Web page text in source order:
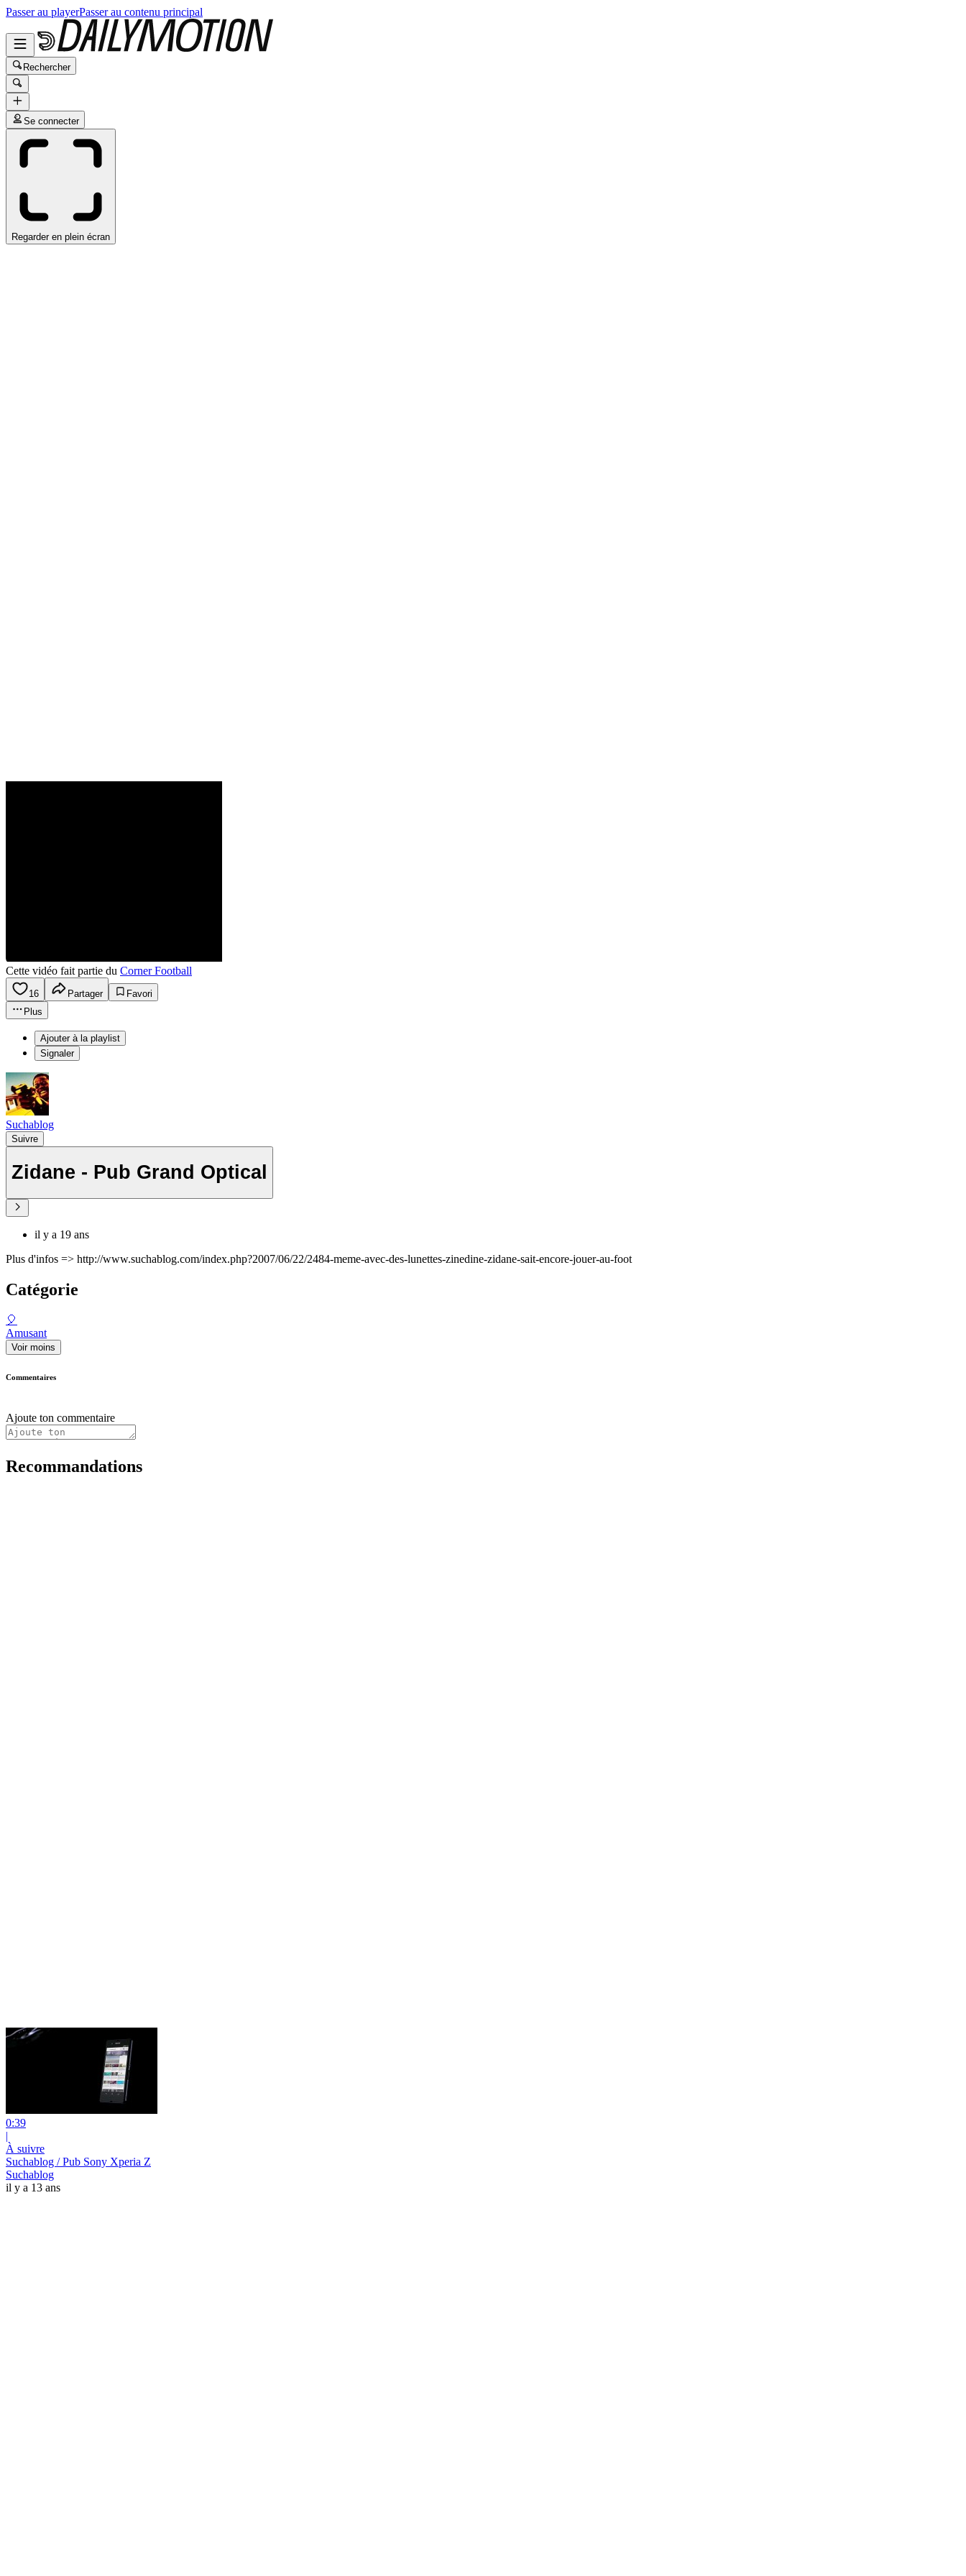
Passer au playerPasser au contenu principal
Rechercher
Se connecter
Regarder en plein écran
Cette vidéo fait partie du Corner Football
16 Partager
Favori
Plus
Ajouter à la playlist
Signaler
Suchablog
Suivre
Zidane - Pub Grand Optical
il y a 19 ans
Plus d'infos => http://www.suchablog.com/index.php?2007/06/22/2484-meme-avec-des-lunettes-zinedine-zidane-sait-encore-jouer-au-foot
Catégorie
🎈
Amusant
Voir moins
Commentaires
Ajoute ton commentaire
Recommandations
0:39
|
À suivre
Suchablog / Pub Sony Xperia Z
Suchablog
il y a 13 ans